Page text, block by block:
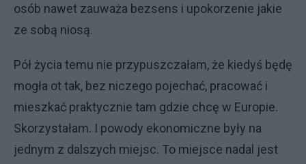
osób nawet zauważa bezsens i upokorzenie jakie
ze sobą niosą.
Pół życia temu nie przypuszczałam, że kiedyś będę
mogła ot tak, bez niczego pojechać, pracować i
mieszkać praktycznie tam gdzie chcę w Europie.
Skorzystałam. I powody ekonomiczne były na
jednym z dalszych miejsc. To miejsce nadal jest